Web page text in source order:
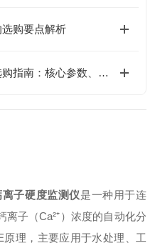
购要点解析
循环冷却水在线钙离子监测仪选购指南：核心参数、技术原理与工况适配全解析
子硬度监测仪是一种用于连
子（Ca²⁺）浓度的自动化分
理，主要应用于水处理、工